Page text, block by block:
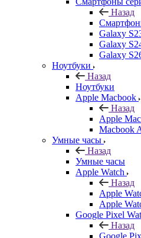
Назад
Galaxy
Galaxy
Galaxy
Ноутбуки
Назад
Ноутбуки
Apple Macbook
Назад
Apple
Macbook
Умные часы
Назад
Умные часы
Apple Watch
Назад
Apple
Apple
Google Pixel
Назад
Google